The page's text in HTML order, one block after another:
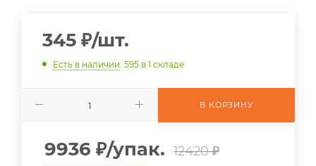
345 ₽/шт.
Есть в наличии: 595 в 1 складе
В КОРЗИНУ
9936 ₽/упак. 12420 ₽